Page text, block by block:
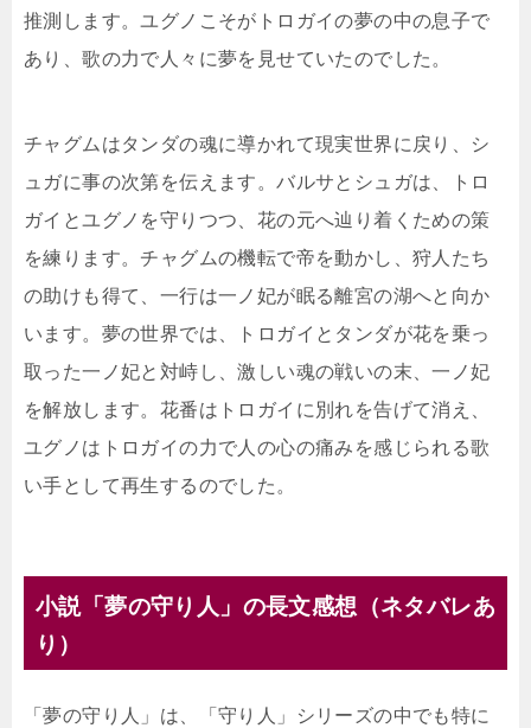
推測します。ユグノこそがトロガイの夢の中の息子で
あり、歌の力で人々に夢を見せていたのでした。
チャグムはタンダの魂に導かれて現実世界に戻り、シ
ュガに事の次第を伝えます。バルサとシュガは、トロ
ガイとユグノを守りつつ、花の元へ辿り着くための策
を練ります。チャグムの機転で帝を動かし、狩人たち
の助けも得て、一行は一ノ妃が眠る離宮の湖へと向か
います。夢の世界では、トロガイとタンダが花を乗っ
取った一ノ妃と対峙し、激しい魂の戦いの末、一ノ妃
を解放します。花番はトロガイに別れを告げて消え、
ユグノはトロガイの力で人の心の痛みを感じられる歌
い手として再生するのでした。
小説「夢の守り人」の長文感想（ネタバレあ
り）
「夢の守り人」は、「守り人」シリーズの中でも特に